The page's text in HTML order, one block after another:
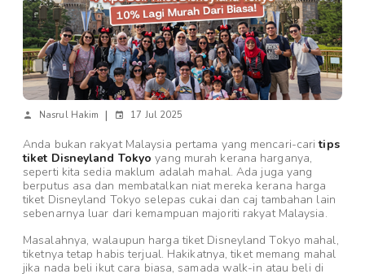
Nasrul Hakim | 17 Jul 2025
Anda bukan rakyat Malaysia pertama yang mencari-caritips
tiket Disneyland Tokyo yang murah kerana harganya,
seperti kita sedia maklum adalah mahal. Ada juga yang
berputus asa dan membatalkan niat mereka kerana harga
tiket Disneyland Tokyo selepas cukai dan caj tambahan lain
sebenarnya luar dari kemampuan majoriti rakyat Malaysia.
Masalahnya, walaupun harga tiket Disneyland Tokyo mahal,
tiketnya tetap habis terjual. Hakikatnya, tiket memang mahal
jika nada beli ikut cara biasa, samada walk-in atau beli di